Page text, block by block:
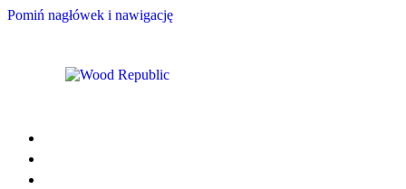
Pomiń nagłówek i nawigację